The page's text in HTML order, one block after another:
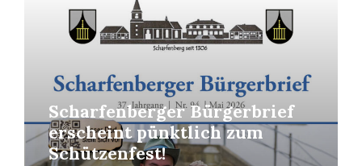
Scharfenberger Bürgerbrief
erscheint pünktlich zum
Schützenfest!
erfahren